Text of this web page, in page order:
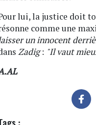
lui, la justice doit
comme une
un innocent
Zadig: "Il vaut